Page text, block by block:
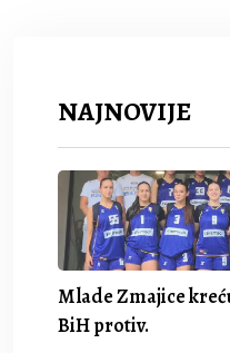
NAJNOVIJE
Mlade Zmajice
BiH protiv.